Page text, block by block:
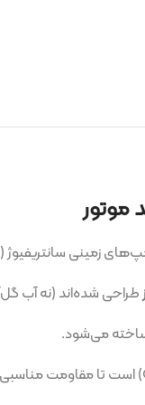
(نه آب گل‌آلود یا